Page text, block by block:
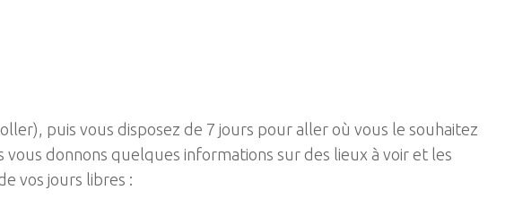
puis vous disposez de 7 jours pour aller où vous le souhaitez
vous donnons quelques informations sur des lieux à voir et les
vos jours libres :